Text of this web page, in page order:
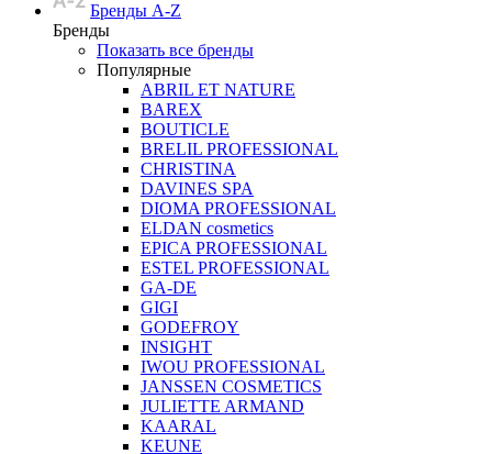
Бренды A-Z
Бренды
Показать все бренды
Популярные
ABRIL ET NATURE
BAREX
BOUTICLE
BRELIL PROFESSIONAL
CHRISTINA
DAVINES SPA
DIOMA PROFESSIONAL
ELDAN cosmetics
EPICA PROFESSIONAL
ESTEL PROFESSIONAL
GA-DE
GIGI
GODEFROY
INSIGHT
IWOU PROFESSIONAL
JANSSEN COSMETICS
JULIETTE ARMAND
KAARAL
KEUNE